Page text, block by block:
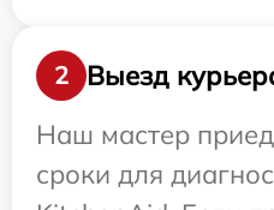
2
Выезд
Наш мастер
сроки для